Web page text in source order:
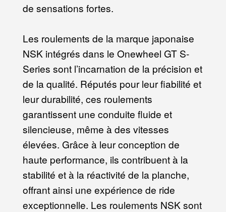
de sensations fortes.
Les roulements de la marque japonaise
NSK intégrés dans le Onewheel GT S-
Series sont l’incarnation de la précision et
de la qualité. Réputés pour leur fiabilité et
leur durabilité, ces roulements
garantissent une conduite fluide et
silencieuse, même à des vitesses
élevées. Grâce à leur conception de
haute performance, ils contribuent à la
stabilité et à la réactivité de la planche,
offrant ainsi une expérience de ride
exceptionnelle. Les roulements NSK sont